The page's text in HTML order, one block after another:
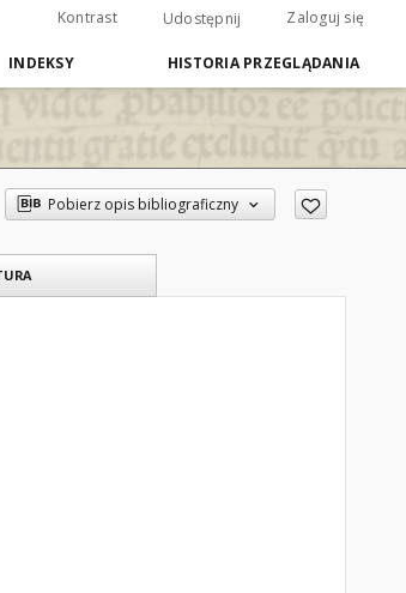
Kontrast Udostępnij Zaloguj się
INDEKSY HISTORIA PRZEGLĄDANIA
Pobierz opis bibliograficzny